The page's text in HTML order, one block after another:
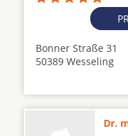
Bonner Straße 31
50389 Wesseling
Dr.